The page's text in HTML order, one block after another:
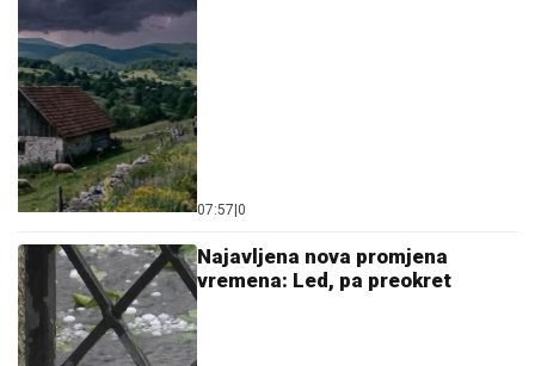
07:57 0
Najavljena nova promjena
vremena: Led, pa preokret